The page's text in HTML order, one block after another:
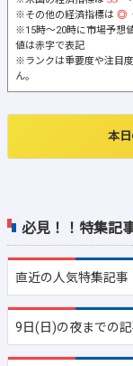
必見！！特集記
直近の人気特集記事
9日(日)の夜までの
※その他の経済指標は
※15時～20時に市場予想
値は赤字で表記
※ランクは重要度や注目
ん。
本